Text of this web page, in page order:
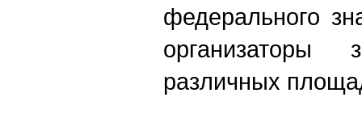
федерального
организаторы
различных